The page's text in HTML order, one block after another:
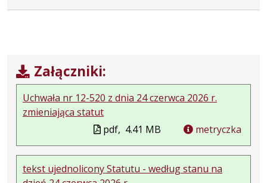
Załączniki:
Uchwała nr 12-520 z dnia 24 czerwca 2026 r.
zmieniająca statut
pdf, 4.41 MB metryczka
tekst ujednolicony Statutu - według stanu na